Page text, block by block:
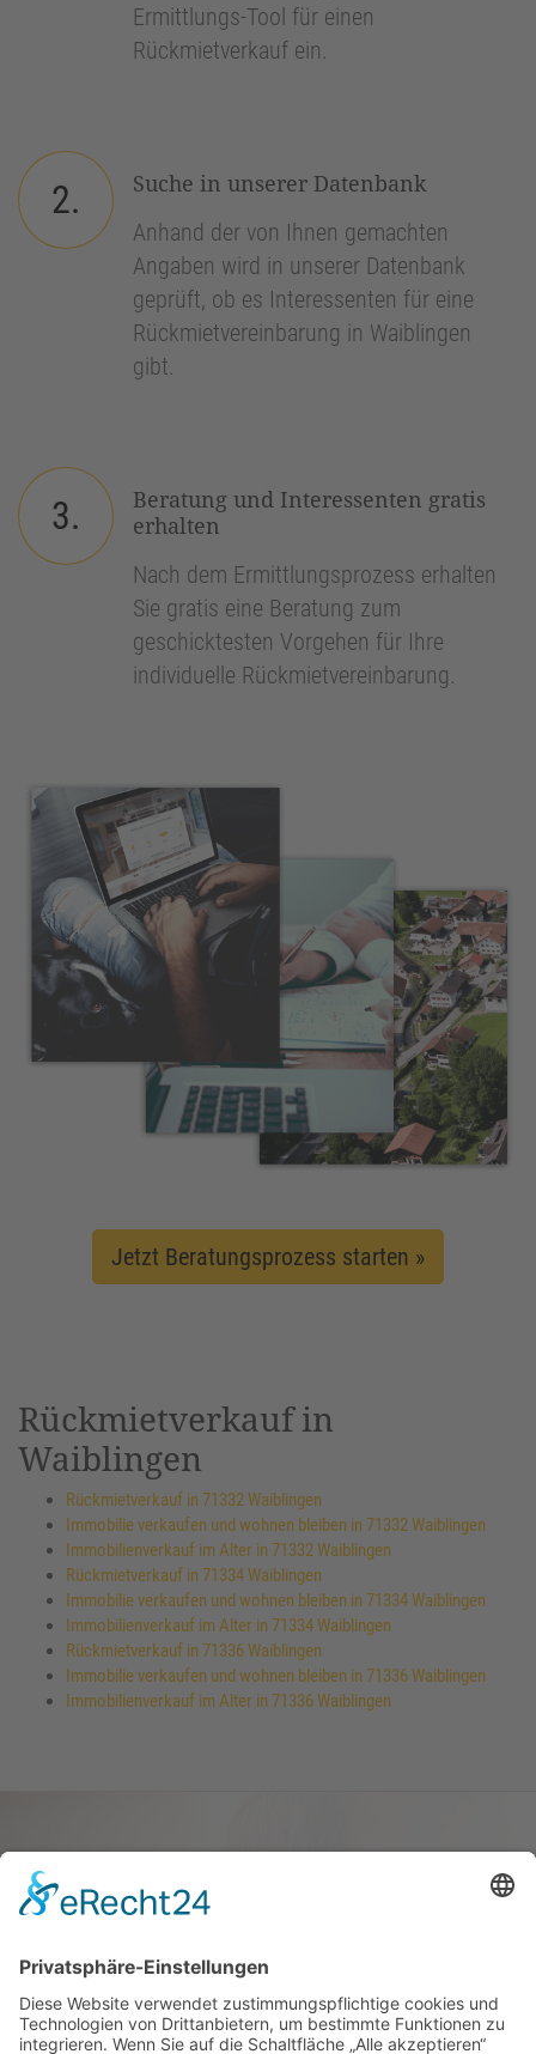
Ermittlungs-Tool für einen
Rückmietverkauf ein.
2.
Suche in unserer Datenbank
Anhand der von Ihnen gemachten
Angaben wird in unserer Datenbank
geprüft, ob es Interessenten für eine
Rückmietvereinbarung in Waiblingen
gibt.
3.
Beratung und Interessenten gratis
erhalten
Nach dem Ermittlungsprozess erhalten
Sie gratis eine Beratung zum
geschicktesten Vorgehen für Ihre
individuelle Rückmietvereinbarung.
Jetzt Beratungsprozess starten »
Rückmietverkauf in
Waiblingen
Rückmietverkauf in 71332 Waiblingen
Immobilie verkaufen und wohnen bleiben in 71332 Waiblingen
Immobilienverkauf im Alter in 71332 Waiblingen
Rückmietverkauf in 71334 Waiblingen
Immobilie verkaufen und wohnen bleiben in 71334 Waiblingen
Immobilienverkauf im Alter in 71334 Waiblingen
Rückmietverkauf in 71336 Waiblingen
Immobilie verkaufen und wohnen bleiben in 71336 Waiblingen
Immobilienverkauf im Alter in 71336 Waiblingen
verkaufen und darin
wohnen bleiben
Verkaufen Sie Ihr Haus oder Ihre